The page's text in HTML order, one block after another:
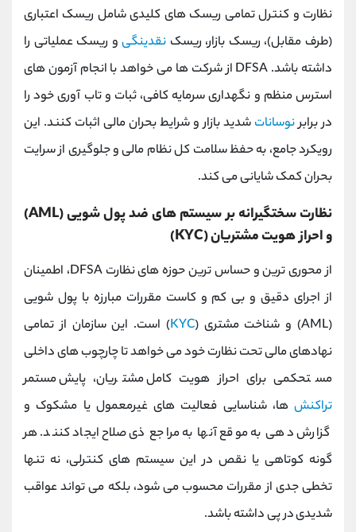
نظارت و کنترل تمامی ریسک ‌های کلیدی شامل ریسک اعتباری
(طرف مقابل)، ریسک بازار، ریسک نقدینگیو ریسک عملیاتی را
داشته باشد. DFSA از شرکت‌ ها می ‌خواهد با انجام آزمون ‌های
استرس منظم و نگهداری سرمایه کافی، ثبات و تاب‌ آوری خود را
در برابرنوسانات شدید بازار و شرایط بحران مالی اثبات کنند. این
رویکرد جامع، به حفظ سلامت کل نظام مالی و جلوگیری از سرایت
بحران کمک شایانی می کند.
نظارت سختگیرانه بر سیستم ‌های ضد پول‌ شویی (AML)
و احراز هویت مشتریان (KYC)
از محوری ‌ترین و حساس ترین حوزه‌ های نظارت DFSA، اطمینان
از اجرای دقیق و بی‌ کم و کاست مقررات مبارزه با پول ‌شویی
(AML) و شناخت مشتری (
KYC) است. این سازمان از تمامی
نهادهای مالی تحت نظارت خود می ‌خواهد تا چارچوب‌ های داخلی
مستحکمی برای احراز هویت کامل مشتریان، پایش مستمر
تراکنش ‌ها، شناسایی فعالیت‌ های غیرمعمول یا مشکوک و
گزارش ‌دهی به ‌موقع آنها به مراجع ذی ‌صلاح ایجاد کنند. هر
گونه کوتاهی یا نقص در این سیستم‌ های کنترلی، نه تنها
تخطی جدی از مقررات محسوب می‌ شود، بلکه می ‌تواند عواقب
شدیدی در پی داشته باشد.